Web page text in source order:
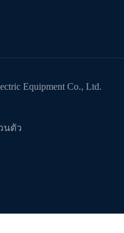
Equipment Co., Ltd.
นตัว